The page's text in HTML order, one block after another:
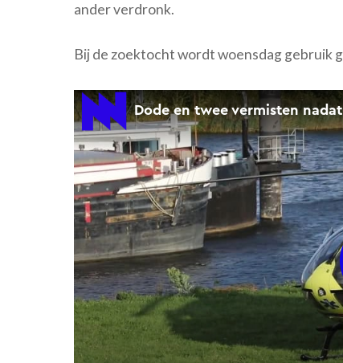
ander verdronk.
Bij de zoektocht wordt woensdag gebruik